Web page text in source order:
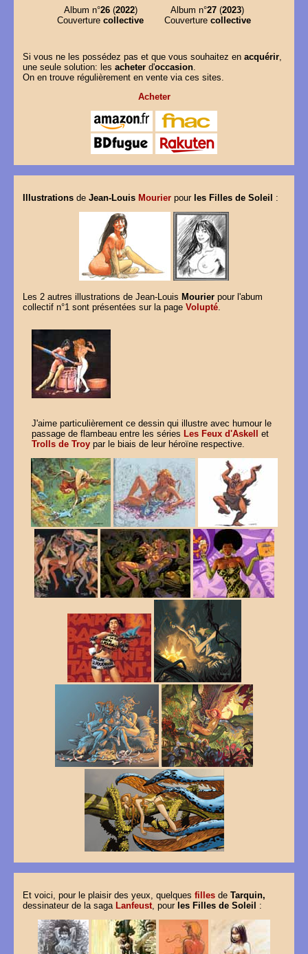
Album n°26(2022)
Couverturecollective
Album n°27 (2023)
Couverture collective
Si vous ne les possédez pas et que vous souhaitez en acquérir,
une seule solution: les acheterd'occasion.
On en trouve régulièrement en vente via ces sites.
Acheter
Illustrationsde Jean-Louis Mourierpour les Filles de Soleil :
Les 2 autres illustrations de Jean-Louis Mourierpour l'abum
collectif n°1 sont présentées sur la page Volupté.
J'aime particulièrement ce dessin qui illustre avec humour le
passage de flambeau entre les séries Les Feux d'Askell
et
Trolls de Troypar le biais de leur héroïne respective.
Et voici, pour le plaisir des yeux, quelques fillesde Tarquin,
dessinateur de la saga Lanfeust, pour les Filles de Soleil :